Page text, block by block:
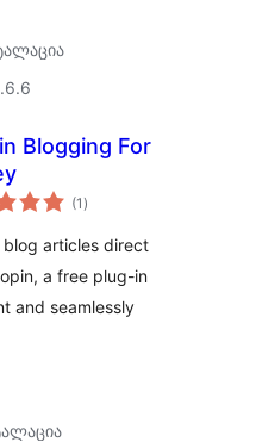
Blogging For
(1 საერთო
რეიტინგი
)
articles direct
a free plug-in
and seamlessly